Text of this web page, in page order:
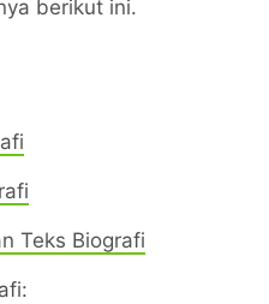
berikut ini.
Teks Biografi